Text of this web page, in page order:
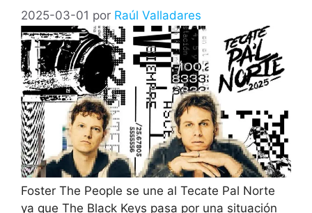
2025-03-01 por Raúl Valladares
Foster The People se une al Tecate Pal Norte
ya que The Black Keys pasa por una situación